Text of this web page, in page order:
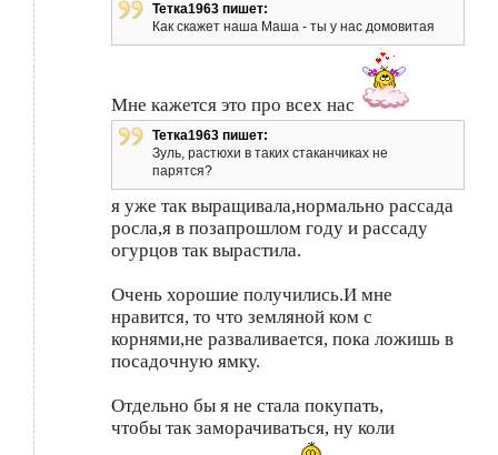
Тетка1963 пишет:
Как скажет наша Маша - ты у нас домовитая
Мне кажется это про всех нас
Тетка1963 пишет:
Зуль, растюхи в таких стаканчиках не
парятся?
я уже так выращивала,нормально рассада
росла,я в позапрошлом году и рассаду
огурцов так вырастила.
Очень хорошие получились.И мне
нравится, то что земляной ком с
корнями,не разваливается, пока ложишь в
посадочную ямку.
Отдельно бы я не стала покупать,
чтобы так заморачиваться, ну коли